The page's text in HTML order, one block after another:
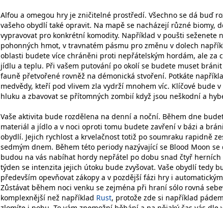
Alfou a omegou hry je zničitelné prostředí. Všechno se dá buď
vašeho obydlí také opravit. Na mapě se nacházejí různé biomy,
vypravovat pro konkrétní komodity. Například v poušti seženete
pohonných hmot, v travnatém pásmu pro změnu v dolech
oblasti budete více chráněni proti nepřátelským hordám, ale za
jídlu a teplu. Při vašem putování po okolí se budete muset
fauně přetvořené rovněž na démonická stvoření. Potkáte
medvědy, kteří pod vlivem zla vydrží mnohem víc. Klíčové bude
hluku a zbavovat se přítomných zombií když jsou neškodní a
Vaše aktivita bude rozdělena na denní a noční. Během dne
materiál a jídlo a v noci oproti tomu budete zavření v bázi a
obydlí. Jejich rychlost a krvelačnost totiž po soumraku rapidně
sedmým dnem. Během této periody nazývající se Blood Moon
budou na vás nabíhat hordy nepřátel po dobu snad čtyř
týden se intenzita jejich útoku bude zvyšovat. Vaše obydlí tedy
především opevňovat zákopy a v pozdější fázi hry i
Zůstávat během noci venku se zejména při hraní sólo rovná
komplexnější než například Rust, protože zde si například